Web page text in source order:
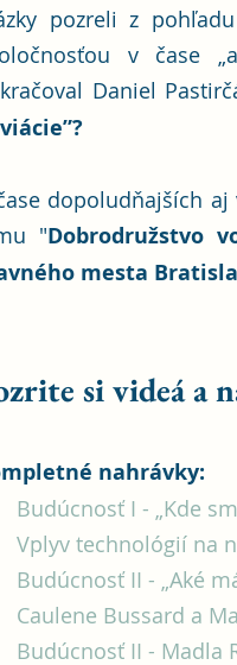
pozreli z
v čase
Daniel
dopoludňajších
"Dobrodružstvo
mesta
si videá a
nahrávky:
Budúcnosť I - „Kde
Vplyv technológií na
Budúcnosť II - „Aké
Caulene Bussard a
Budúcnosť II - Madla